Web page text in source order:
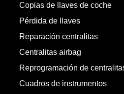
Copias de llaves de coche
Pérdida de llaves
Reparación centralitas
Centralitas airbag
Reprogramación de
Cuadros de instrumentos